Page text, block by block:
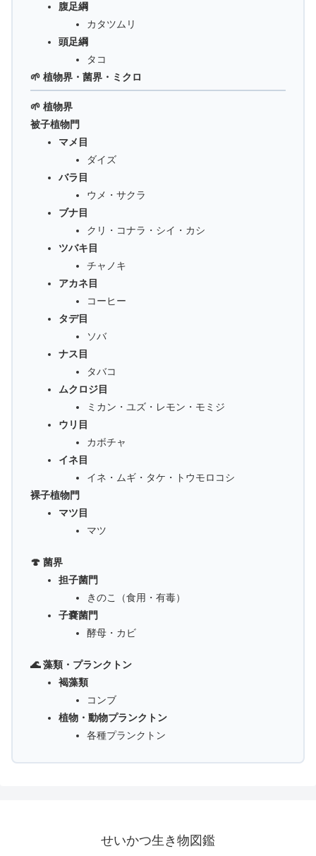
腹足綱
カタツムリ
頭足綱
タコ
🌱 植物界・菌界・ミクロ
🌱 植物界
被子植物門
マメ目
ダイズ
バラ目
ウメ・サクラ
ブナ目
クリ・コナラ・シイ・カシ
ツバキ目
チャノキ
アカネ目
コーヒー
タデ目
ソバ
ナス目
タバコ
ムクロジ目
ミカン・ユズ・レモン・モミジ
ウリ目
カボチャ
イネ目
イネ・ムギ・タケ・トウモロコシ
裸子植物門
マツ目
マツ
🍄 菌界
担子菌門
きのこ（食用・有毒）
子嚢菌門
酵母・カビ
🌊 藻類・プランクトン
褐藻類
コンブ
植物・動物プランクトン
各種プランクトン
せいかつ生き物図鑑